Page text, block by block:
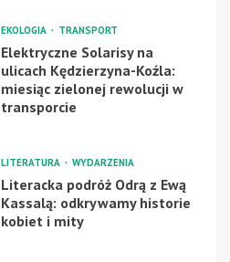
EKOLOGIA TRANSPORT
Elektryczne Solarisy na
ulicach Kędzierzyna-Koźla:
miesiąc zielonej rewolucji w
transporcie
LITERATURA WYDARZENIA
Literacka podróż Odrą z Ewą
Kassalą: odkrywamy historie
kobiet i mity